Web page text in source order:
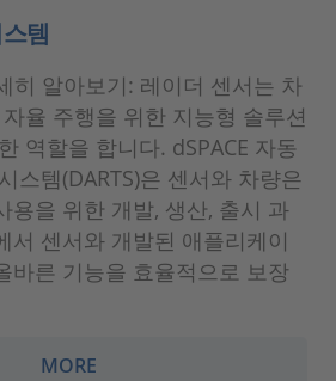
템
히 알아보기: 레이더 센서는 차
율 주행을 위한 지능형 솔루션
역할을 합니다. dSPACE 자동
스템(DARTS)은 센서와 차량은
용을 위한 개발, 생산, 출시 과
서 센서와 개발된 애플리케이
바른 기능을 효율적으로 보장
MORE